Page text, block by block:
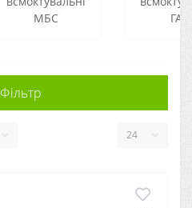
МБС
ГАЗ
Фільтр